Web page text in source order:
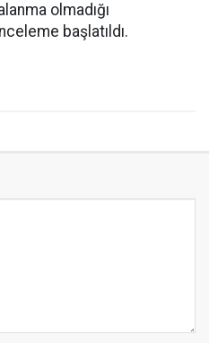
olmadığı
başlatıldı.